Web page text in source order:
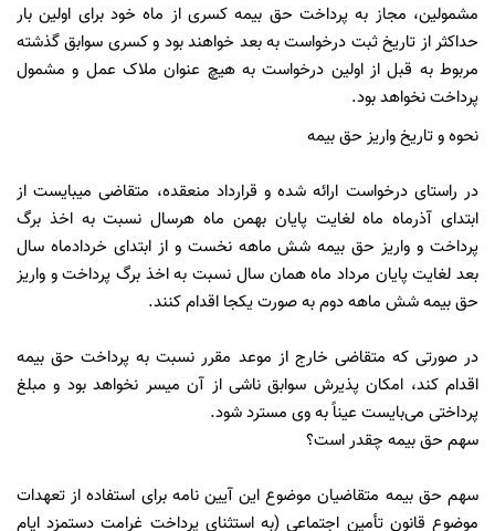
مشمولین، مجاز به پرداخت حق بیمه کسری از ماه خود برای اولین بار
حداکثر از تاریخ ثبت درخواست به بعد خواهند بود و کسری سوابق گذشته
مربوط به قبل از اولین درخواست به هیچ عنوان ملاک عمل و مشمول
پرداخت نخواهد بود.
نحوه و تاریخ واریز حق بیمه
در راستای درخواست ارائه شده و قرارداد منعقده، متقاضی میبایست از
ابتدای آذرماه ماه لغایت پایان بهمن ماه هرسال نسبت به اخذ برگ
پرداخت و واریز حق بیمه شش ماهه نخست و از ابتدای خردادماه سال
بعد لغایت پایان مرداد ماه همان سال نسبت به اخذ برگ پرداخت و واریز
حق بیمه شش ماهه دوم به صورت یکجا اقدام کنند.
در صورتی که متقاضی خارج از موعد مقرر نسبت به پرداخت حق بیمه
اقدام کند، امکان پذیرش سوابق ناشی از آن میسر نخواهد بود و مبلغ
پرداختی می‌بایست عیناً به وی مسترد شود.
سهم حق بیمه چقدر است؟
سهم حق بیمه متقاضیان موضوع این آیین نامه برای استفاده از تعهدات
موضوع قانون تأمین اجتماعی (به استثنای پرداخت غرامت دستمزد ایام